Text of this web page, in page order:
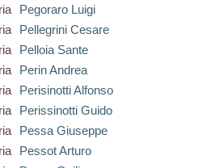
Pegoraro Luigi
Pellegrini Cesare
Pelloia Sante
Perin Andrea
Perisinotti Alfonso
Perissinotti Guido
Pessa Giuseppe
Pessot Arturo